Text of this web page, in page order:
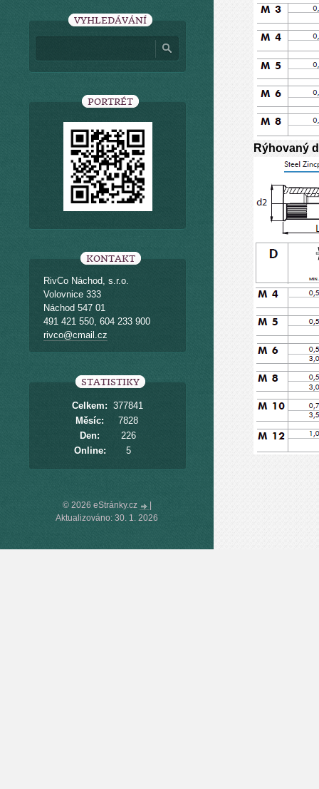
Rýhovaný
VYHLEDÁVÁNÍ
PORTRÉT
KONTAKT
RivCo Náchod, s.r.o.
Volovnice 333
Náchod 547 01
491 421 550, 604 233 900
rivco@cmail.cz
STATISTIKY
Online: 5
Celkem: 377841
Měsíc:
7828
Den:
226
© 2026 eStránky.cz
Aktualizováno: 30. 1. 2026